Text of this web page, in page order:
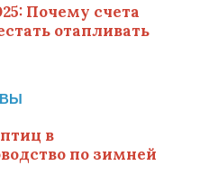
Почему счета
отапливать
в
по зимней